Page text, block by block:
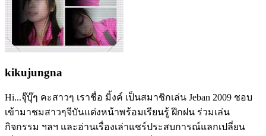
kikujungna
Hi...จุ๊บุ๊ๆ คะสาวๆ เราชื่อ มิ้งค์ เป็นสมาชิกเล่น Jeban 2009 ชอบ
เข้ามาชมสาวๆจีบันแต่งหน้าพร้อมเรียนรู้ ฝึกฝน ร่วมเล่น
กิจกรรม ฯลฯ และอ่านเรื่องเล่าแชร์ประสบการณ์แลกเปลี่ยน